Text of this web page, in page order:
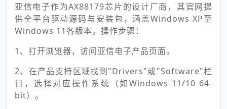
亚信电子作为AX88179芯片的设计厂商，其官网提
供全平台驱动源码与安装包，涵盖Windows XP至
Windows 11各版本。操作步骤：
1、打开浏览器，访问亚信电子产品页面。
2、在产品支持区域找到"Drivers"或"Software"栏
目，选择对应操作系统（如Windows 11/10 64-
bit）。